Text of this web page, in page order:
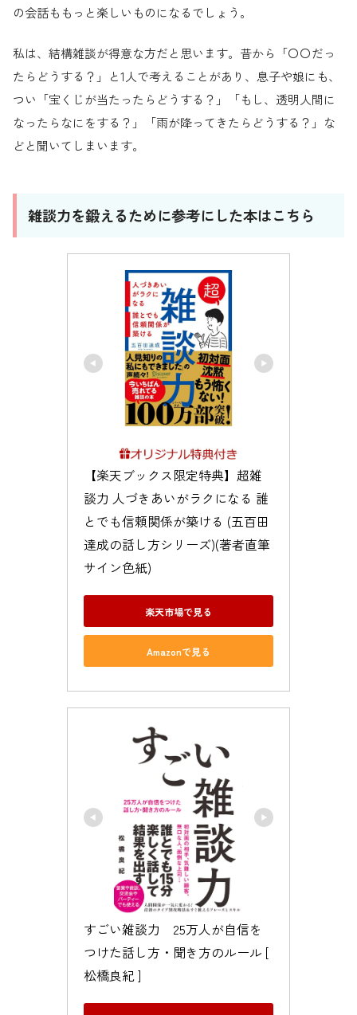
の会話ももっと楽しいものになるでしょう。
私は、結構雑談が得意な方だと思います。昔から「〇〇だっ
たらどうする？」と1人で考えることがあり、息子や娘にも、
つい「宝くじが当たったらどうする？」「もし、透明人間に
なったらなにをする？」「雨が降ってきたらどうする？」な
どと聞いてしまいます。
雑談力を鍛えるために参考にした本はこちら
【楽天ブックス限定特典】超雑
談力 人づきあいがラクになる 誰
とでも信頼関係が築ける (五百田
達成の話し方シリーズ)(著者直筆
サイン色紙)
楽天市場で見る
Amazonで見る
すごい雑談力　25万人が自信を
つけた話し方・聞き方のルール [
松橋良紀 ]